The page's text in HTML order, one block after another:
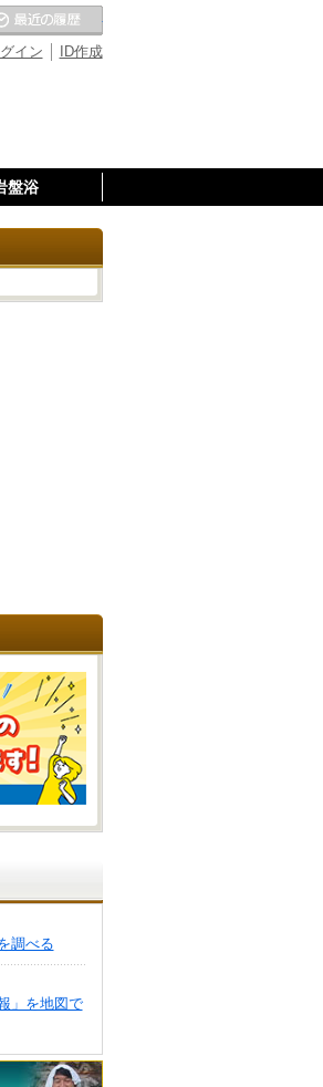
ID作成
イン
入りの温泉
盤浴
調べる
」を地図で